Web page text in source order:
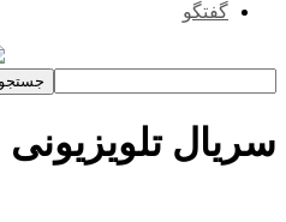
گفتگو
سریال تلویزیونی